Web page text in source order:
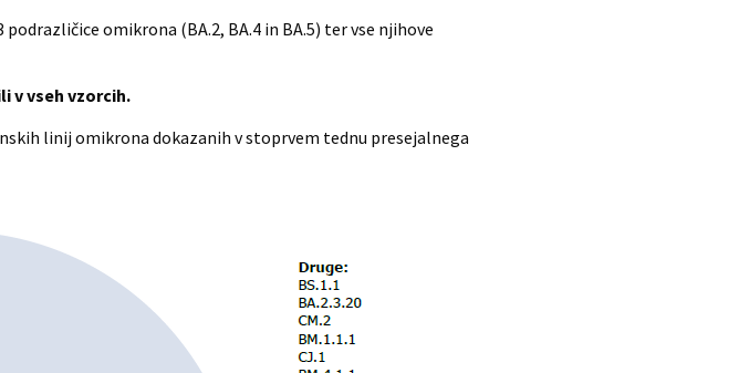
omikrona (BA.2, BA.4 in BA.5) ter vse njihove
v vseh vzorcih.
linij omikrona dokazanih v stoprvem tednu presejalnega